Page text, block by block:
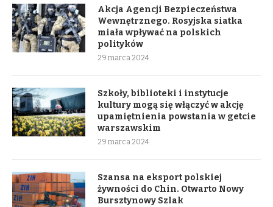
Akcja Agencji Bezpieczeństwa
Wewnętrznego. Rosyjska siatka
miała wpływać na polskich
polityków
29 marca 2024
Szkoły, biblioteki i instytucje
kultury mogą się włączyć w akcję
upamiętnienia powstania w getcie
warszawskim
29 marca 2024
Szansa na eksport polskiej
żywności do Chin. Otwarto Nowy
Bursztynowy Szlak